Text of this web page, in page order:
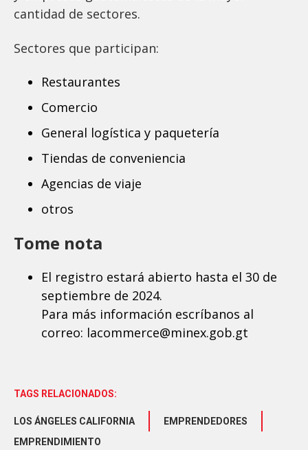
cantidad de sectores.
Sectores que participan:
Restaurantes
Comercio
General logística y paquetería
Tiendas de conveniencia
Agencias de viaje
otros
Tome nota
El registro estará abierto hasta el 30 de
septiembre de 2024.
Para más información escríbanos al
correo: lacommerce@minex.gob.gt
TAGS RELACIONADOS:
LOS ÁNGELES CALIFORNIA
EMPRENDEDORES
EMPRENDIMIENTO